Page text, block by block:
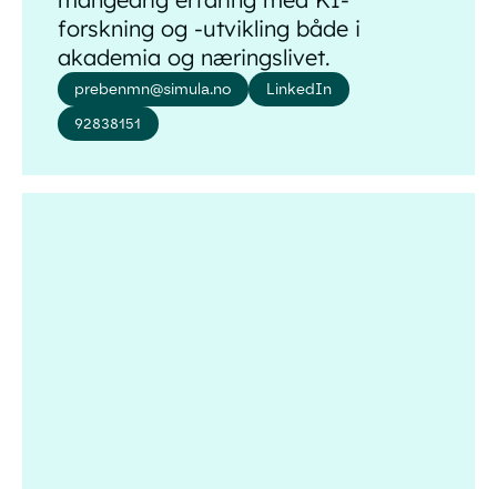
forskning og -utvikling både i
akademia og næringslivet.
prebenmn@simula.no
LinkedIn
92838151